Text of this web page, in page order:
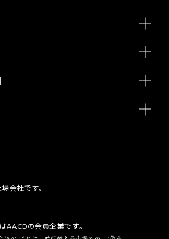
会社です。
AACDの会員企業です。